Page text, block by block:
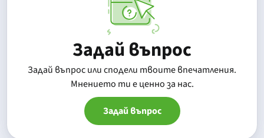
Задай въпрос
Задай въпрос или сподели твоите впечатления.
Mнението ти е ценно за нас.
Задай въпрос